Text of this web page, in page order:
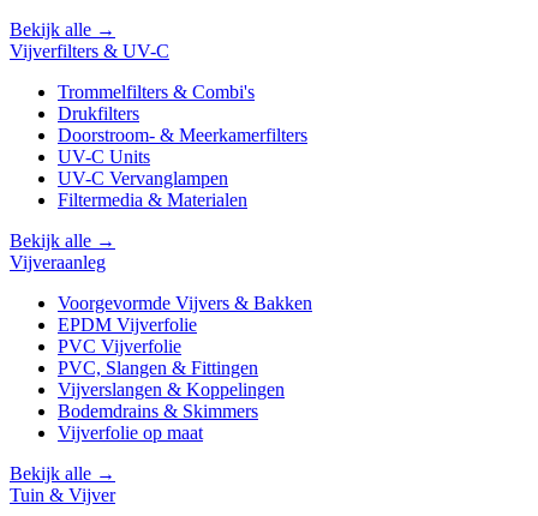
Bekijk alle →
Vijverfilters & UV-C
Trommelfilters & Combi's
Drukfilters
Doorstroom- & Meerkamerfilters
UV-C Units
UV-C Vervanglampen
Filtermedia & Materialen
Bekijk alle →
Vijveraanleg
Voorgevormde Vijvers & Bakken
EPDM Vijverfolie
PVC Vijverfolie
PVC, Slangen & Fittingen
Vijverslangen & Koppelingen
Bodemdrains & Skimmers
Vijverfolie op maat
Bekijk alle →
Tuin & Vijver